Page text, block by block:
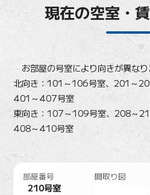
現在の空室・
お部屋の号室により向きが異なり
北向き：101～106号室、201～
401～407号室
東向き：107～109号室、208～
408～410号室
部屋番号
210号室
間取り図